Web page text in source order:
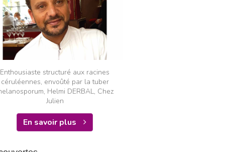
Enthousiaste structuré aux racines
céruléennes, envoûté par la tuber
Helmi DERBAL, Chez
Julien
En savoir plus